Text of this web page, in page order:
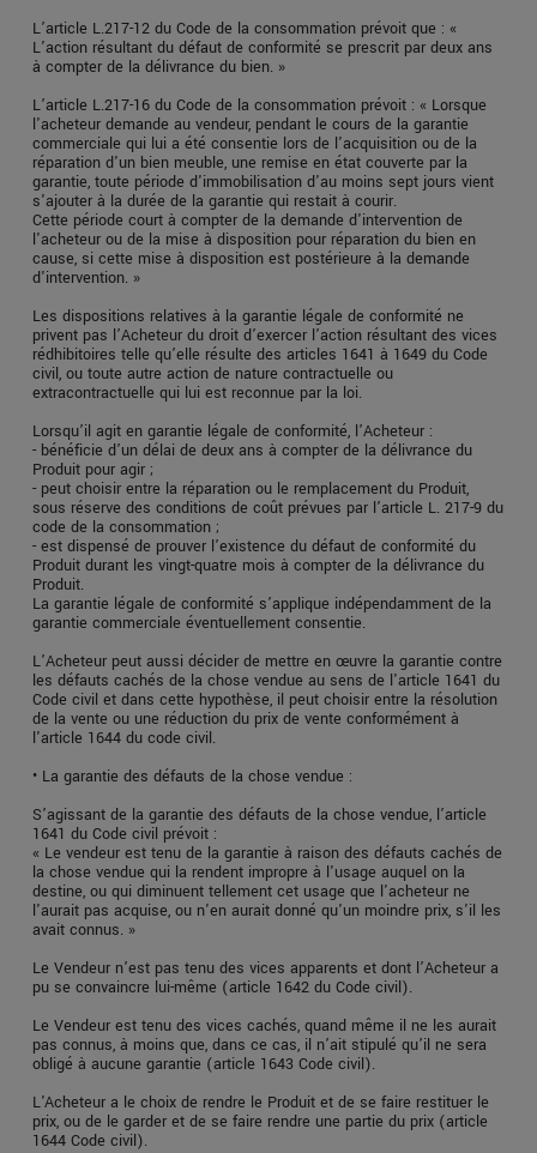
L’article L.217-12 du Code de la consommation prévoit que : «
L'action résultant du défaut de conformité se prescrit par deux ans
à compter de la délivrance du bien. »
L’article L.217-16 du Code de la consommation prévoit : « Lorsque
l'acheteur demande au vendeur, pendant le cours de la garantie
commerciale qui lui a été consentie lors de l'acquisition ou de la
réparation d'un bien meuble, une remise en état couverte par la
garantie, toute période d'immobilisation d'au moins sept jours vient
s'ajouter à la durée de la garantie qui restait à courir.
Cette période court à compter de la demande d'intervention de
l'acheteur ou de la mise à disposition pour réparation du bien en
cause, si cette mise à disposition est postérieure à la demande
d'intervention. »
Les dispositions relatives à la garantie légale de conformité ne
privent pas l’Acheteur du droit d’exercer l’action résultant des vices
rédhibitoires telle qu’elle résulte des articles 1641 à 1649 du Code
civil, ou toute autre action de nature contractuelle ou
extracontractuelle qui lui est reconnue par la loi.
Lorsqu’il agit en garantie légale de conformité, l’Acheteur :
- bénéficie d’un délai de deux ans à compter de la délivrance du
Produit pour agir ;
- peut choisir entre la réparation ou le remplacement du Produit,
sous réserve des conditions de coût prévues par l’article L. 217-9 du
code de la consommation ;
- est dispensé de prouver l’existence du défaut de conformité du
Produit durant les vingt-quatre mois à compter de la délivrance du
Produit.
La garantie légale de conformité s’applique indépendamment de la
garantie commerciale éventuellement consentie.
L’Acheteur peut aussi décider de mettre en œuvre la garantie contre
les défauts cachés de la chose vendue au sens de l'article 1641 du
Code civil et dans cette hypothèse, il peut choisir entre la résolution
de la vente ou une réduction du prix de vente conformément à
l'article 1644 du code civil.
• La garantie des défauts de la chose vendue :
S’agissant de la garantie des défauts de la chose vendue, l’article
1641 du Code civil prévoit :
« Le vendeur est tenu de la garantie à raison des défauts cachés de
la chose vendue qui la rendent impropre à l'usage auquel on la
destine, ou qui diminuent tellement cet usage que l'acheteur ne
l'aurait pas acquise, ou n'en aurait donné qu'un moindre prix, s'il les
avait connus. »
Le Vendeur n’est pas tenu des vices apparents et dont l’Acheteur a
pu se convaincre lui-même (article 1642 du Code civil).
Le Vendeur est tenu des vices cachés, quand même il ne les aurait
pas connus, à moins que, dans ce cas, il n’ait stipulé qu’il ne sera
obligé à aucune garantie (article 1643 Code civil).
L'Acheteur a le choix de rendre le Produit et de se faire restituer le
prix, ou de le garder et de se faire rendre une partie du prix (article
1644 Code civil).